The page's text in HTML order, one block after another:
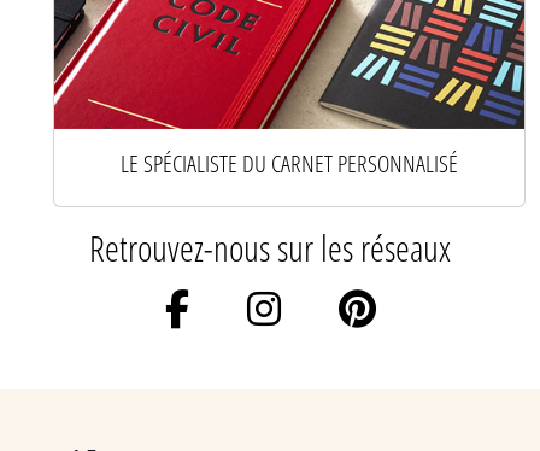
LE SPÉCIALISTE DU CARNET PERSONNALISÉ
Retrouvez-nous sur les réseaux